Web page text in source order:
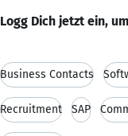
Logg Dich jetzt ein,
Business Contacts
Recruitment SAP